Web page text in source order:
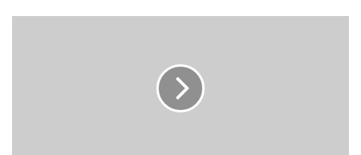
Tắt phần Tự động cập nhật danh bạ